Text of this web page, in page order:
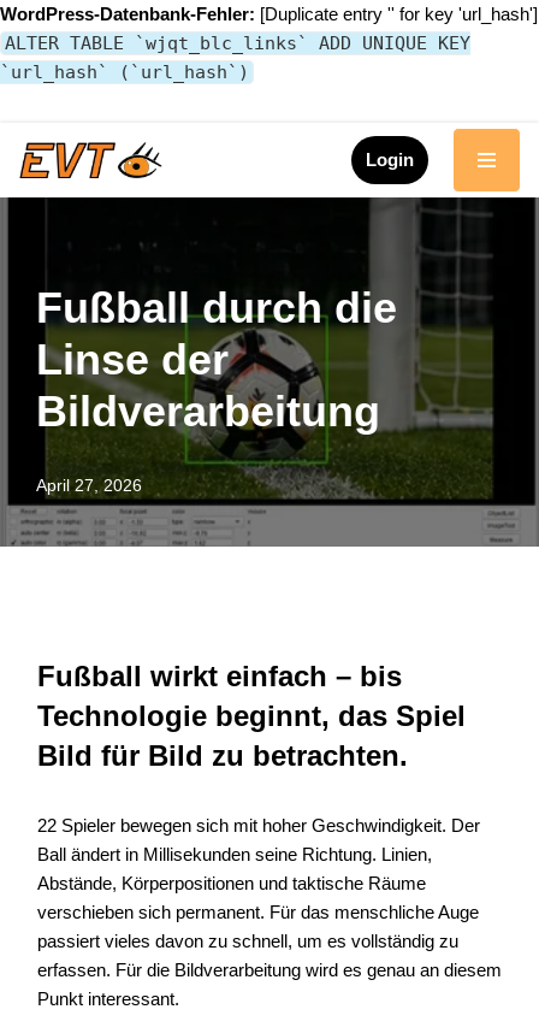
WordPress-Datenbank-Fehler: [Duplicate entry '' for key 'url_hash']
ALTER TABLE `wjqt_blc_links` ADD UNIQUE KEY
`url_hash` (`url_hash`)
Login
Fußball durch die
Linse der
Bildverarbeitung
April 27, 2026
Fußball wirkt einfach – bis
Technologie beginnt, das Spiel
Bild für Bild zu betrachten.
22 Spieler bewegen sich mit hoher Geschwindigkeit. Der
Ball ändert in Millisekunden seine Richtung. Linien,
Abstände, Körperpositionen und taktische Räume
verschieben sich permanent. Für das menschliche Auge
passiert vieles davon zu schnell, um es vollständig zu
erfassen. Für die Bildverarbeitung wird es genau an diesem
Punkt interessant.